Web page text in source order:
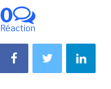
0
Réaction